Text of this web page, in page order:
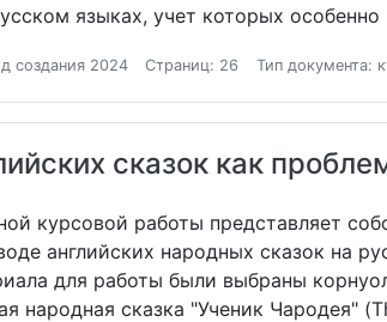
языках, учет которых
создания 2024 Страниц: 26 Тип документа:
сказок как
курсовой работы представляет
английских народных сказок на
для работы были выбраны
народная сказка "Ученик Чародея"